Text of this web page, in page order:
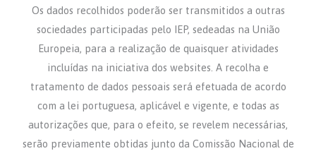
Os dados recolhidos poderão ser transmitidos a outras
sociedades participadas pelo IEP, sedeadas na União
Europeia, para a realização de quaisquer atividades
incluídas na iniciativa dos websites. A recolha e
tratamento de dados pessoais será efetuada de acordo
com a lei portuguesa, aplicável e vigente, e todas as
autorizações que, para o efeito, se revelem necessárias,
serão previamente obtidas junto da Comissão Nacional de